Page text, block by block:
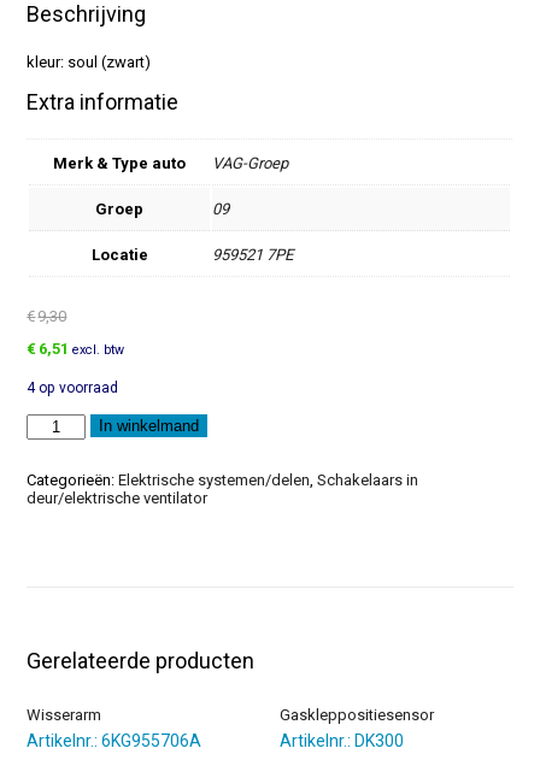
Beschrijving
kleur: soul (zwart)
Extra informatie
Merk & Type auto VAG-Groep
Groep 09
Locatie 959521 7PE
€9,30
Oorspronkelijke
was:
€9,30.
€ 6,51 Huidige
is:
€6,51.
excl. btw
4 op voorraad
Schakelaarsteun
aantal
In winkelmand
Categorieën:Elektrische systemen/delen,Schakelaars in
deur/elektrische ventilator
Gerelateerde producten
Wisserarm
Artikelnr.: 6KG955706A
Gaskleppositiesensor
Artikelnr.: DK300